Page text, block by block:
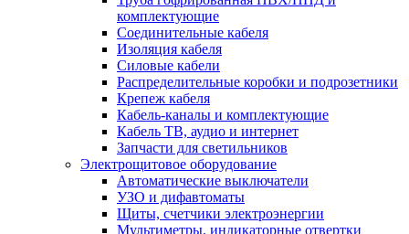
комплектующие
Соединительные кабеля
Изоляция кабеля
Силовые кабели
Распределительные коробки и подрозетники
Крепеж кабеля
Кабель-каналы и комплектующие
Кабель ТВ, аудио и интернет
Запчасти для светильников
Электрощитовое оборудование
Автоматические выключатели
УЗО и дифавтоматы
Щиты, счетчики электроэнергии
Мультиметры, индикаторные отвертки